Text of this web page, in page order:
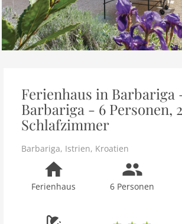
Ferienhaus in Barbariga
Barbariga - 6 Personen, 2
Schlafzimmer
Barbariga, Istrien, Kroatien
Ferienhaus 6 Personen